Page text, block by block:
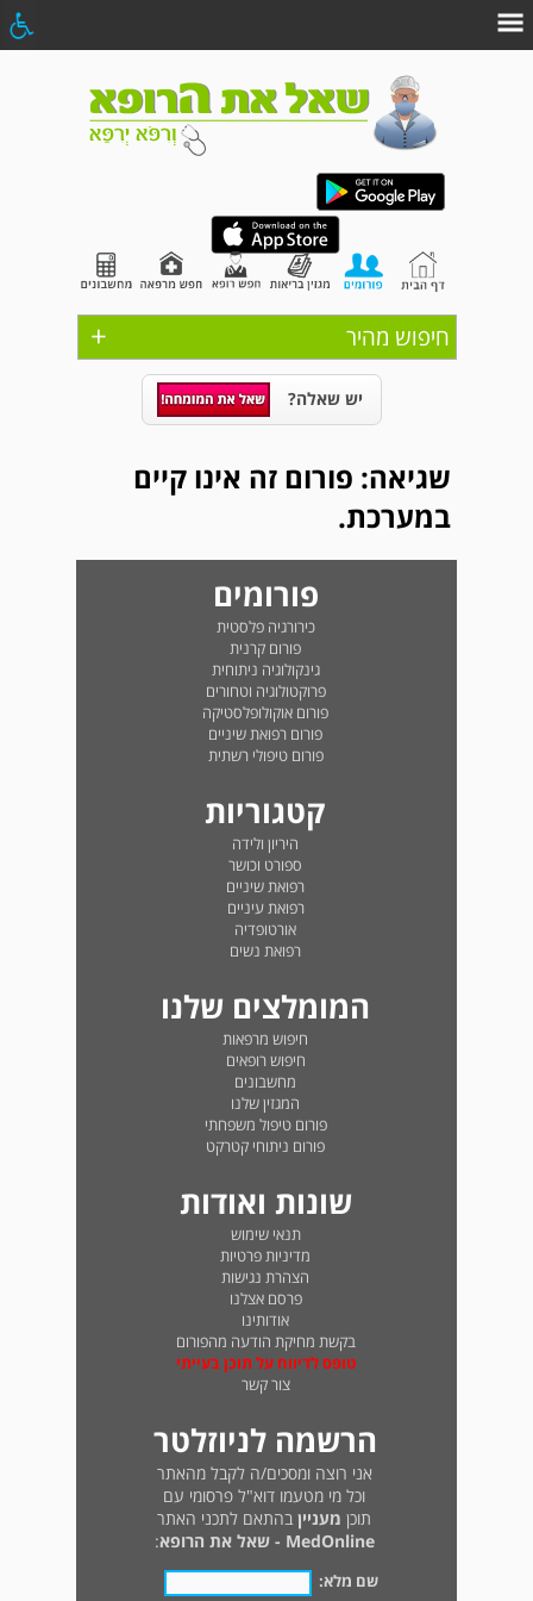
+ חיפוש מהיר
יש שאלה?
שגיאה: פורום זה אינו קיים
במערכת.
פורומים
כירורגיה פלסטית
פורום קרנית
גינקולוגיה ניתוחית
פרוקטולוגיה וטחורים
פורום אוקולופלסטיקה
פורום רפואת שיניים
פורום טיפולי רשתית
קטגוריות
היריון ולידה
ספורט וכושר
רפואת שיניים
רפואת עיניים
אורטופדיה
רפואת נשים
המומלצים שלנו
חיפוש מרפאות
חיפוש רופאים
מחשבונים
המגזין שלנו
פורום טיפול משפחתי
פורום ניתוחי קטרקט
שונות ואודות
תנאי שימוש
מדיניות פרטיות
הצהרת נגישות
פרסם אצלנו
אודותינו
בקשת מחיקת הודעה מהפורום
טופס לדיווח על תוכן בעייתי
צור קשר
הרשמה לניוזלטר
אני רוצה ומסכים/ה לקבל מהאתר
וכל מי מטעמו דוא"ל פרסומי עם
תוכן מעניין בהתאם לתכני האתר
MedOnline - שאל את הרופא
:
שם מלא: